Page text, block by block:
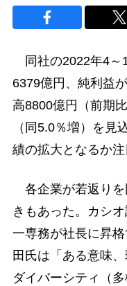
同社の2022年4～
6379億円、純利益
高8800億円（前期
（同5.0％増）を見
績の拡大となるか注
各企業が若返りを
きもあった。カシ
一専務が社長に昇
田氏は「ある意味
ダイバーシティ（